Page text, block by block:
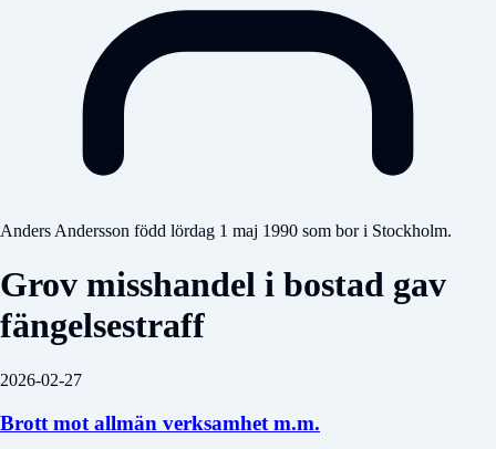
Anders Andersson född lördag 1 maj 1990 som bor i Stockholm.
Grov misshandel i bostad gav
fängelsestraff
2026-02-27
Brott mot allmän verksamhet m.m.